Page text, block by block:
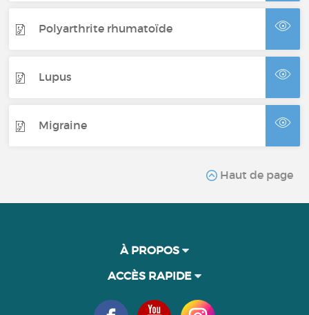
Polyarthrite rhumatoïde
Lupus
Migraine
Haut de page
À PROPOS
ACCÈS RAPIDE